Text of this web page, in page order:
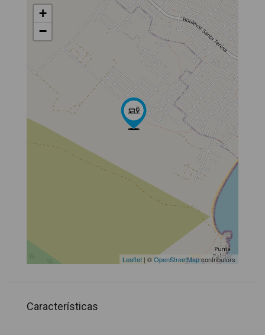
+
−
Leaflet | ©OpenStreetMapcontributors
Características